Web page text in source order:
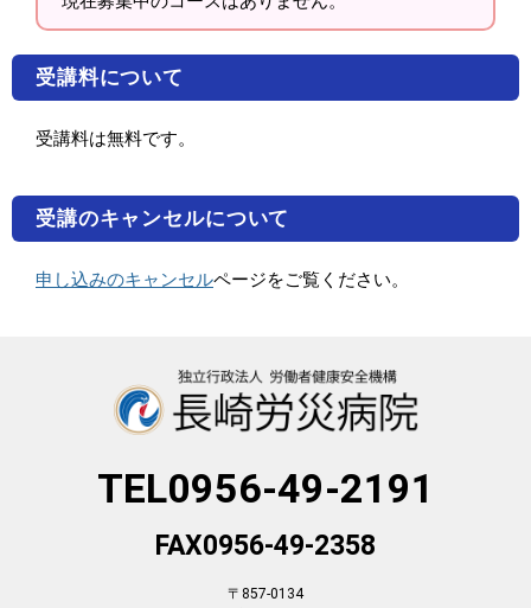
受講料について
受講料は無料です。
受講のキャンセルについて
申し込みのキャンセルページをご覧ください。
TEL0956-49-2191
FAX0956-49-2358
〒857-0134